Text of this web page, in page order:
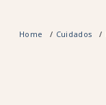
Home Cuidados